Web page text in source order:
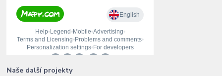
Naše další projekty